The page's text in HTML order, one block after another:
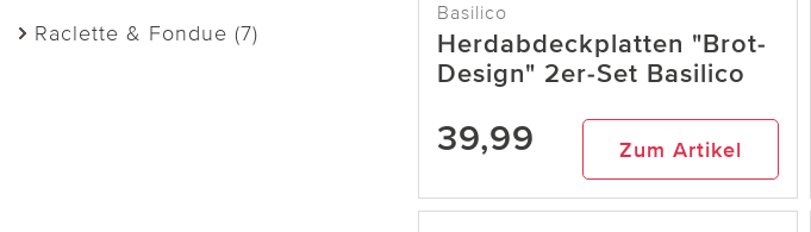
Raclette & Fondue (7)
Basilico
Herdabdeckplatten "Brot-
Design" 2er-Set Basilico
39,99 Zum Artikel